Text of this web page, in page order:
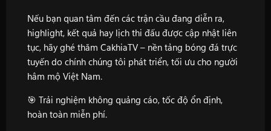
Nếu bạn quan tâm đến các trận cầu đang diễn ra,
highlight, kết quả hay lịch thi đấu được cập nhật liên
tục, hãy ghé thăm CakhiaTV – nền tảng bóng đá trực
tuyến do chính chúng tôi phát triển, tối ưu cho người
hâm mộ Việt Nam.
🎯 Trải nghiệm không quảng cáo, tốc độ ổn định,
hoàn toàn miễn phí.